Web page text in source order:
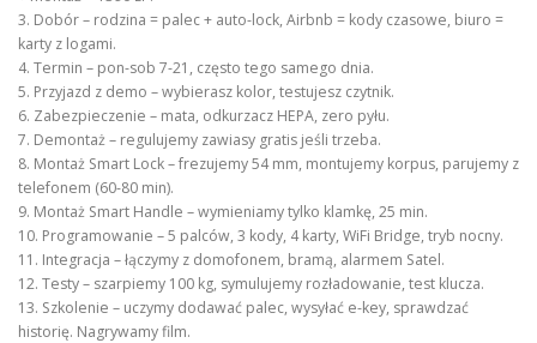
3. Dobór – rodzina = palec + auto-lock, Airbnb = kody czasowe, biuro =
karty z logami.
4. Termin – pon-sob 7-21, często tego samego dnia.
5. Przyjazd z demo – wybierasz kolor, testujesz czytnik.
6. Zabezpieczenie – mata, odkurzacz HEPA, zero pyłu.
7. Demontaż – regulujemy zawiasy gratis jeśli trzeba.
8. Montaż Smart Lock – frezujemy 54 mm, montujemy korpus, parujemy z
telefonem (60-80 min).
9. Montaż Smart Handle – wymieniamy tylko klamkę, 25 min.
10. Programowanie – 5 palców, 3 kody, 4 karty, WiFi Bridge, tryb nocny.
11. Integracja – łączymy z domofonem, bramą, alarmem Satel.
12. Testy – szarpiemy 100 kg, symulujemy rozładowanie, test klucza.
13. Szkolenie – uczymy dodawać palec, wysyłać e-key, sprawdzać
historię. Nagrywamy film.